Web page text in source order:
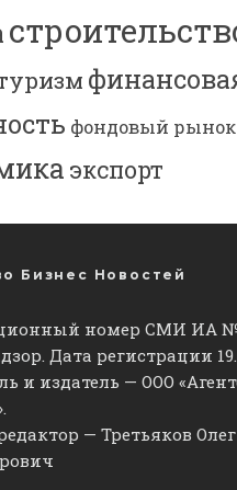
фондовый рынок
экспорт
Бизнес Новостей
номер СМИ ИА №
Дата регистрации
и издатель — ООО
— Третьяков Олег